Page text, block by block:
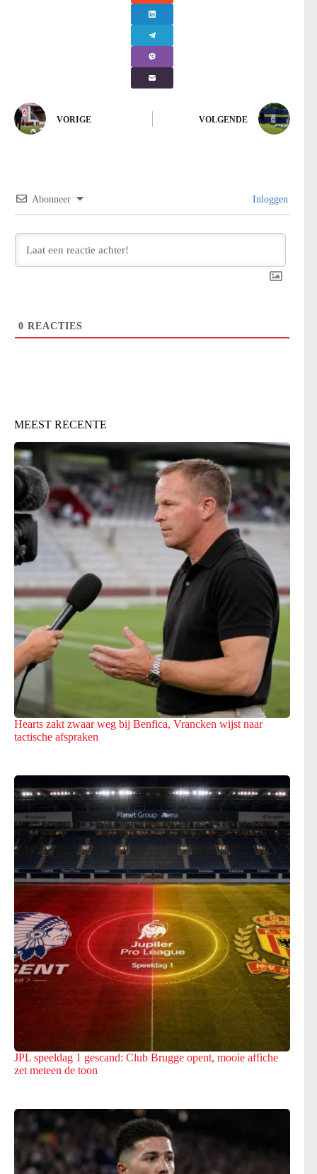
VORIGE VOLGENDE
Abonneer Inloggen
0 REACTIES
MEEST RECENTE
Hearts zakt zwaar weg bij Benfica, Vrancken wijst naar
tactische afspraken
JPL speeldag 1 gescand: Club Brugge opent, mooie affiche
zet meteen de toon